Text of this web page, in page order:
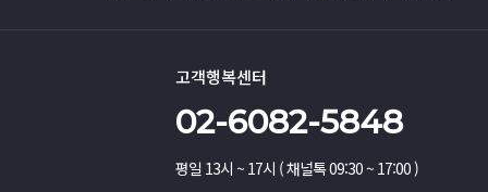
고객행복센터
02-6082-5848
평일 13시 ~ 17시 ( 채널톡 09:30 ~ 17:00 )